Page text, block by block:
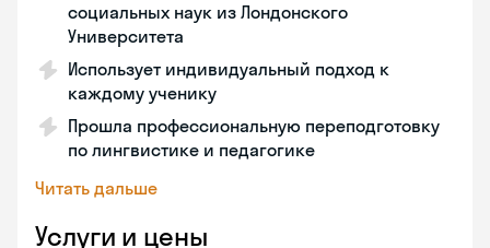
социальных наук из Лондонского
Университета
Использует индивидуальный подход к
каждому ученику
Прошла профессиональную переподготовку
по лингвистике и педагогике
Читать дальше
Услуги и цены